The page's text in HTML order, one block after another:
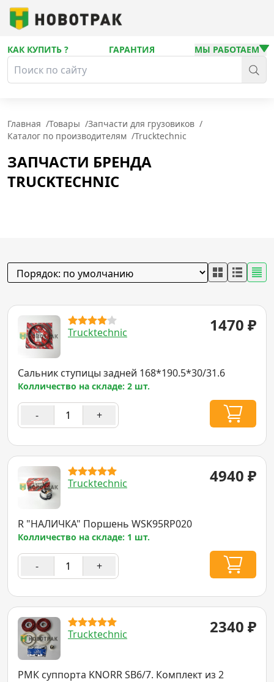
КАК КУПИТЬ ? ГАРАНТИЯ МЫ РАБОТАЕМ
Главная /Товары /Запчасти для грузовиков /
Каталог по производителям /Trucktechnic
ЗАПЧАСТИ БРЕНДА
TRUCKTECHNIC
Trucktechnic 1470 ₽
Сальник ступицы задней 168*190.5*30/31.6
Колличество на складе: 2 шт.
- +
Trucktechnic 4940 ₽
R "НАЛИЧКА" Поршень WSK95RP020
Колличество на складе: 1 шт.
- +
Trucktechnic 2340 ₽
РМК суппорта KNORR SB6/7. Комплект из 2